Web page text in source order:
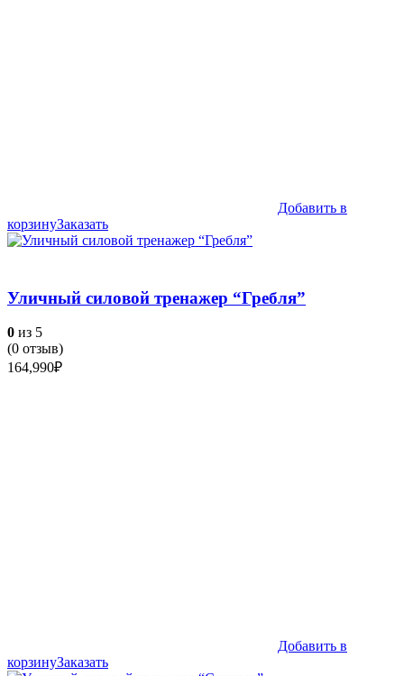
Добавить в
корзинуЗаказать
Уличный силовой тренажер “Гребля”
0 из 5
(0 отзыв)
164,990₽
Добавить в
корзинуЗаказать